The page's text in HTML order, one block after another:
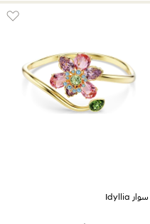
سوار Idyllia